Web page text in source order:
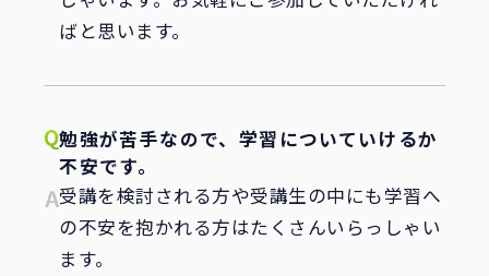
ばと思います。
勉強が苦手なので、学習についていけるか
不安です。
受講を検討される方や受講生の中にも学習へ
の不安を抱かれる方はたくさんいらっしゃい
ます。